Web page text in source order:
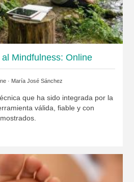
Mindfulness: Online
· María José Sánchez
que ha sido integrada por la
válida, fiable y con